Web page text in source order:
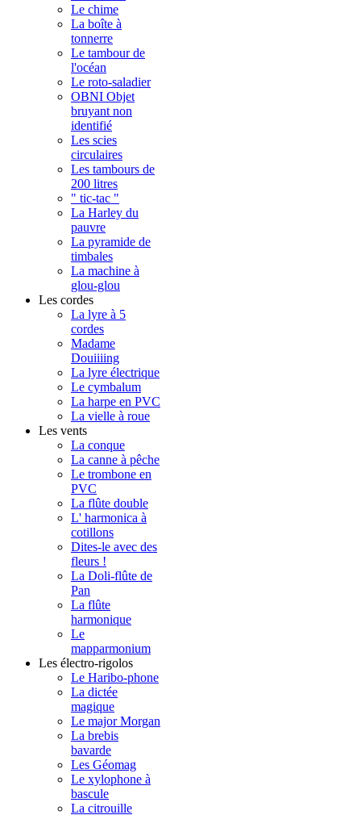
Le chime
La boîte à
tonnerre
Le tambour de
l'océan
Le roto-saladier
OBNI Objet
bruyant non
identifié
Les scies
circulaires
Les tambours de
200 litres
" tic-tac "
La Harley du
pauvre
La pyramide de
timbales
La machine à
glou-glou
Les cordes
La lyre à 5
cordes
Madame
Douiiiing
La lyre électrique
Le cymbalum
La harpe en PVC
La vielle à roue
Les vents
La conque
La canne à pêche
Le trombone en
PVC
La flûte double
L' harmonica à
cotillons
Dites-le avec des
fleurs !
La Doli-flûte de
Pan
La flûte
harmonique
Le
mapparmonium
Les électro-rigolos
Le Haribo-phone
La dictée
magique
Le major Morgan
La brebis
bavarde
Les Géomag
Le xylophone à
bascule
La citrouille